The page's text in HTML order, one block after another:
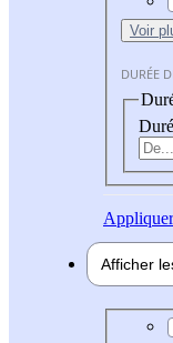
Voir
DURÉE
Appliquer
Afficher
Durée